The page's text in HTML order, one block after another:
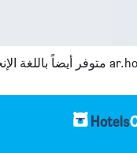
متوفر أيضاً باللغة